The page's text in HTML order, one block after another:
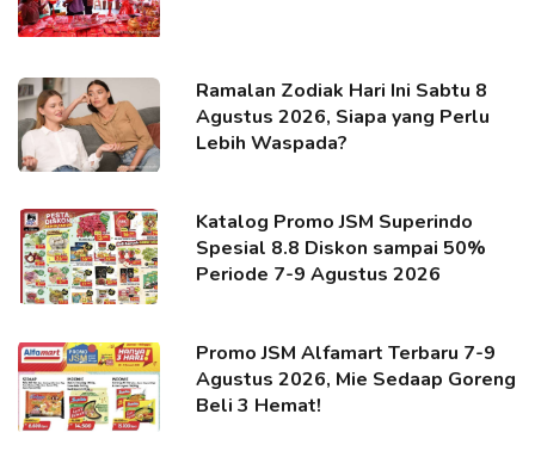
Ramalan Zodiak Hari Ini Sabtu 8
Agustus 2026, Siapa yang Perlu
Lebih Waspada?
Katalog Promo JSM Superindo
Spesial 8.8 Diskon sampai 50%
Periode 7-9 Agustus 2026
Promo JSM Alfamart Terbaru 7-9
Agustus 2026, Mie Sedaap Goreng
Beli 3 Hemat!